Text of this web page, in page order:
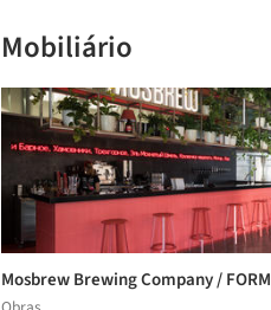
Mobiliário
Mosbrew Brewing Company /